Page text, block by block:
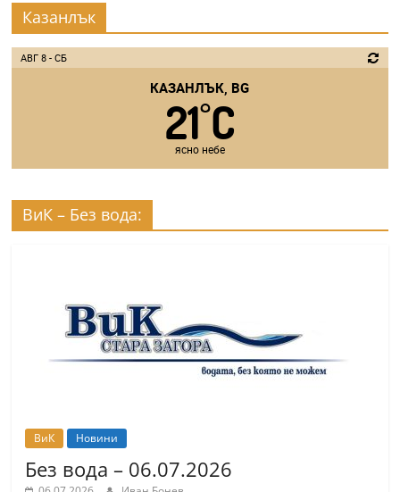
Казанлък
АВГ 8 - СБ
КАЗАНЛЪК, BG
21°C
ясно небе
ВиК – Без вода:
ВиК Новини
Без вода – 06.07.2026